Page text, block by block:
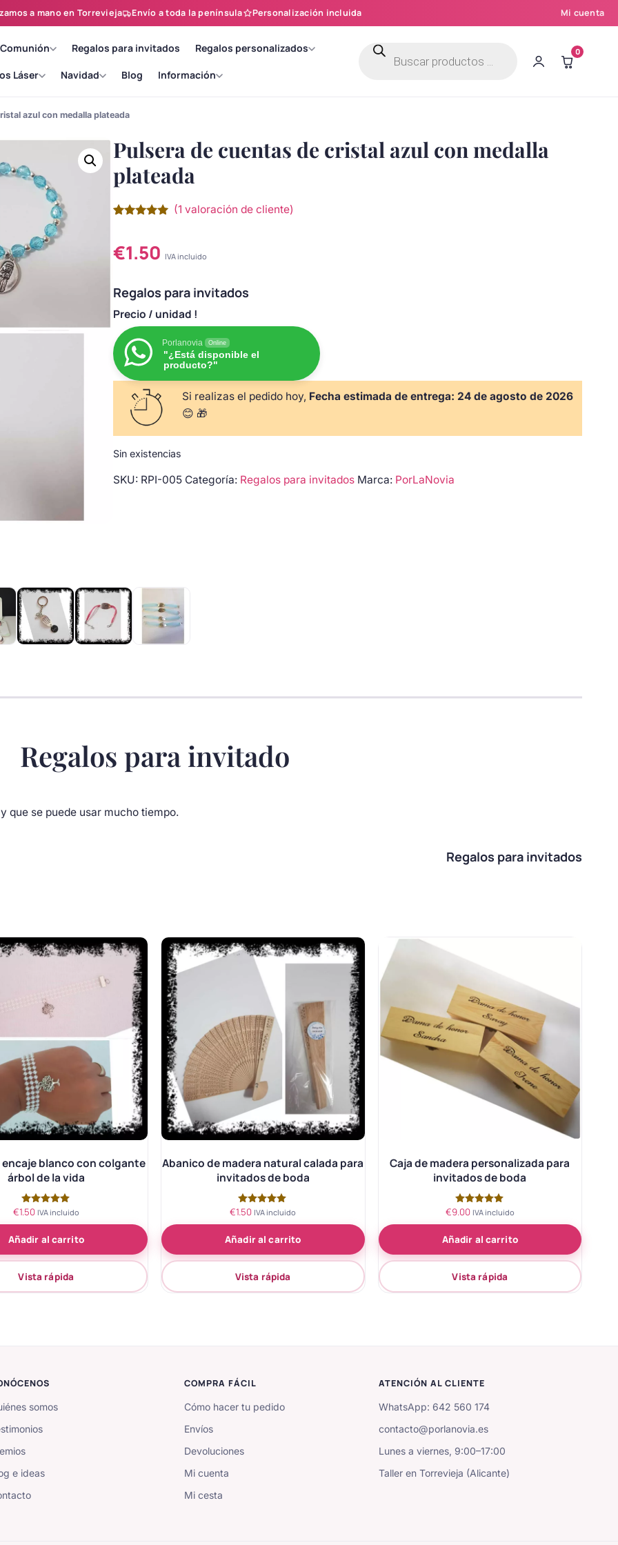
a mano en Torrevieja Envío a toda la península Personalización incluida Mi cuenta
Regalos para invitados Regalos personalizados
Láser Navidad Blog Información
Búsqueda
productos
0
azul con medalla plateada
Pulsera de cuentas de cristal azul con medalla
plateada
5 en base
avaloración
(1 valoración de cliente)
€1.50 IVA incluido
Regalos para invitados
Precio / unidad !
Porlanovia Online
"¿Está disponible el
producto?"
Si realizas el pedido hoy, Fecha estimada de entrega: 24 de agosto de 2026
😊 🎁
Sin existencias
SKU: RPI-005 Categoría: Regalos para invitados Marca: PorLaNovia
Regalos para invitado
que se puede usar mucho tiempo.
Regalos para invitados
encaje blanco con colgante
árbol de la vida
Valorado
de 5
€1.50 IVA incluido
Añadir al carrito
Vista rápida
Abanico de madera natural calada para
invitados de boda
Valorado
de 5
€1.50 IVA incluido
Añadir al carrito
Vista rápida
Caja de madera personalizada para
invitados de boda
Valorado
de 5
€9.00 IVA incluido
Añadir al carrito
Vista rápida
somos
e ideas
COMPRA FÁCIL
Cómo hacer tu pedido
Envíos
Devoluciones
Mi cuenta
Mi cesta
ATENCIÓN AL CLIENTE
WhatsApp: 642 560 174
contacto@porlanovia.es
Lunes a viernes, 9:00–17:00
Taller en Torrevieja (Alicante)